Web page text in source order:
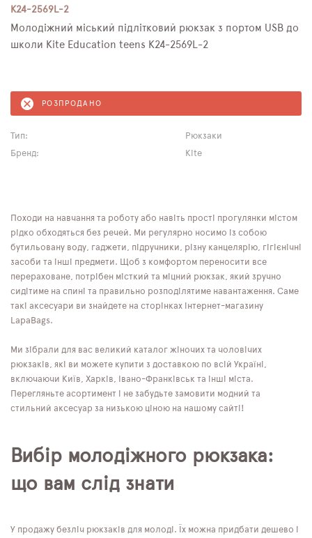
K24-2569L-2
Молодіжний міський підлітковий рюкзак з портом USB до
школи Kite Education teens K24-2569L-2
РОЗПРОДАНО
Тип:
Рюкзаки
Бренд:
Kite
Походи на навчання та роботу або навіть прості прогулянки містом
рідко обходяться без речей. Ми регулярно носимо із собою
бутильовану воду, гаджети, підручники, різну канцелярію, гігієнічні
засоби та інші предмети. Щоб з комфортом переносити все
перераховане, потрібен місткий та міцний рюкзак, який зручно
сидітиме на спині та правильно розподілятиме навантаження. Саме
такі аксесуари ви знайдете на сторінках інтернет-магазину
LapaBags.
Ми зібрали для вас великий каталог жіночих та чоловічих
рюкзаків, які ви можете купити з доставкою по всій Україні,
включаючи Київ, Харків, Івано-Франківськ та інші міста.
Перегляньте асортимент і не забудьте замовити модний та
стильний аксесуар за низькою ціною на нашому сайті!
Вибір молодіжного рюкзака:
що вам слід знати
У продажу безліч рюкзаків для молоді. Їх можна придбати дешево і